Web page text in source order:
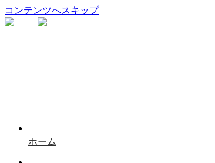
コンテンツへスキップ
ホーム